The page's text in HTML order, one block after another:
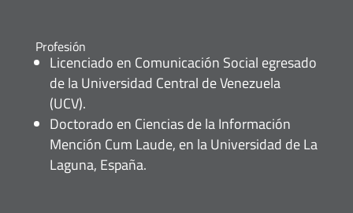
Profesión
Licenciado en Comunicación Social egresado
de la Universidad Central de Venezuela
(UCV).
Doctorado en Ciencias de la Información
Mención Cum Laude, en la Universidad de La
Laguna, España.